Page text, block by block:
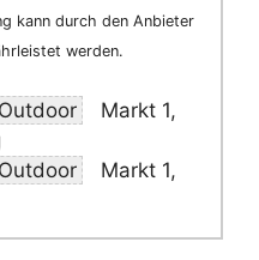
kann durch den Anbieter
werden.
Markt 1,
Markt 1,